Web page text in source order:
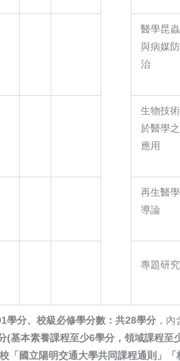
醫學昆蟲
與病媒防
治
生物技術
於醫學之
應用
再生醫學
導論
專題研究
學分、校級必修學分數：共28學分 ，
(基本素養課程至少6學分，領域課程至
校「國立陽明交通大學共同課程通則」